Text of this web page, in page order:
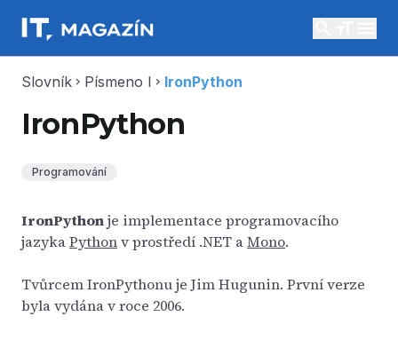
Slovník chevron_right Písmeno I chevron_right IronPython
IronPython
Programování
IronPythonje implementace programovacího
jazykaPythonv prostředí .NET aMono.
Tvůrcem IronPythonu je Jim Hugunin. První verze
byla vydána v roce 2006.